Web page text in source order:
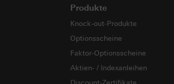
Produkte
Knock-out-Produkte
Optionsscheine
Faktor-Optionsscheine
Aktien- / Indexanleihen